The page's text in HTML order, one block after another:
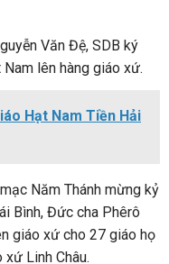
Văn Đệ, SDB ký
lên hàng giáo xứ.
Hạt Nam Tiền Hải
Năm Thánh mừng kỷ
Bình, Đức cha Phêrô
giáo xứ cho 27 giáo họ
Linh Châu.